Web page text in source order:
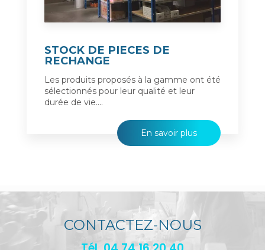
STOCK DE PIECES DE
RECHANGE
Les produits proposés à la gamme ont été
sélectionnés pour leur qualité et leur
durée de vie....
En savoir plus
CONTACTEZ-NOUS